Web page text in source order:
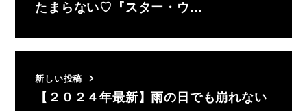
たまらない♡『スター・ウ…
新しい投稿
【２０２４年最新】雨の日でも崩れない